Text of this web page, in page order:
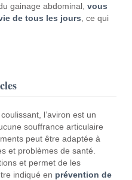
gainage abdominal,vous
de tous les jours , ce qui
l’aviron est un
souffrance articulaire
peut être adaptée à
et problèmes de santé.
et permet de les
indiqué en prévention de